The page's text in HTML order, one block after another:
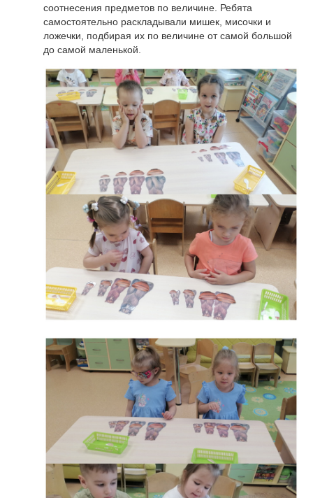
соотнесения предметов по величине. Ребята
самостоятельно раскладывали мишек, мисочки и
ложечки, подбирая их по величине от самой большой
до самой маленькой.